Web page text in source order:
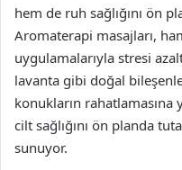
hem de ruh sağlığını ön
Aromaterapi masajları,
uygulamalarıyla stresi
lavanta gibi doğal
konukların rahatlamasına
cilt sağlığını ön planda
sunuyor.